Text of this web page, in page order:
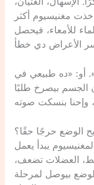
مغنيسيوم أكثر
للأمعاء، فيحصل
أو: «ده طبيعي في
الجسم بيصرخ طلبًا
الوضع حرجًا حقًا؟
ديسيلتر، المغنيسيوم يبدأ يعمل
العضلات تضعف،
ديسيلتر، الوضع بيوصل لمرحلة